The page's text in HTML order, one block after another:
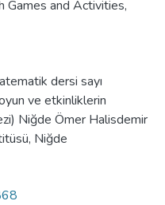
Games and Activities,
dersi sayı
ve etkinliklerin
Niğde Ömer Halisdemir
Niğde